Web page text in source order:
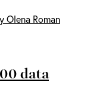
Olena Roman
data